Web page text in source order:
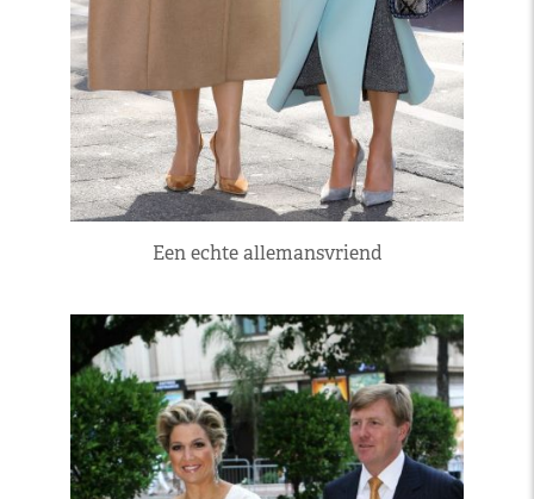
Een echte allemansvriend